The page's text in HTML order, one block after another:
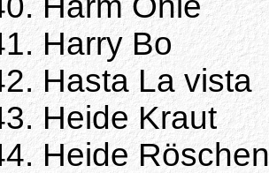
Harry Bo
Hasta La vista
Heide Kraut
Heide Röschen